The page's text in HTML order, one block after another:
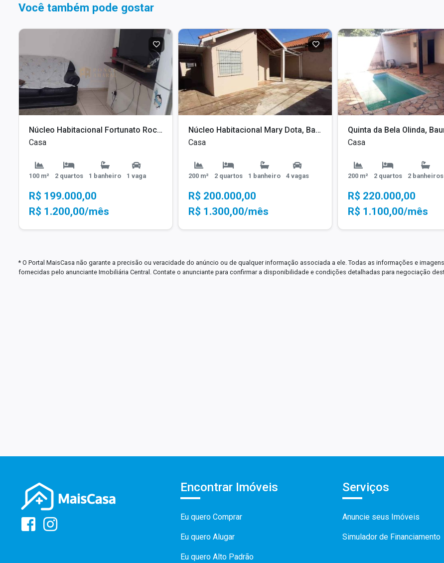
Você também pode gostar
Núcleo Habitacional Fortunato Rocha Lima, Bauru - SP
Casa
100 m² 2 quartos 1 banheiro 1 vaga
R$ 199.000,00
R$ 1.200,00/mês
Núcleo Habitacional Mary Dota, Bauru - SP
Casa
200 m² 2 quartos 1 banheiro 4 vagas
R$ 200.000,00
R$ 1.300,00/mês
Quinta da Bela Olinda,
Casa
200 m² 2 quartos 2 banheiros
R$ 220.000,00
R$ 1.100,00/mês
* O Portal MaisCasa não garante a precisão ou veracidade do anúncio ou de qualquer informação associada a ele. Todas as informações e
fornecidas pelo anunciante Imobiliária Central. Contate o anunciante para confirmar a disponibilidade e condições detalhadas para negociação
Encontrar Imóveis
Eu quero Comprar
Eu quero Alugar
Eu quero Alto Padrão
Serviços
Anuncie seus Imóveis
Simulador de Financiamento